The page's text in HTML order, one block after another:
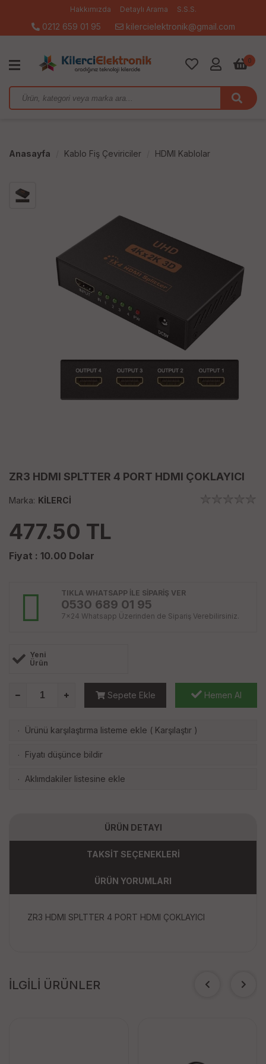
Hakkımızda Detaylı Arama S.S.S.
0212 659 01 95 kilercielektronik@gmail.com
0
Anasayfa Kablo Fiş Çeviriciler HDMI Kablolar
ZR3 HDMI SPLTTER 4 PORT HDMI ÇOKLAYICI
Marka: KİLERCİ
477.50 TL
Fiyat : 10.00 Dolar
TIKLA WHATSAPP İLE SİPARİŞ VER
0530 689 01 95
7x24 Whatsapp Üzerinden de Sipariş Verebilirsiniz.
Yeni
Ürün
Sepete Ekle Hemen Al
· Ürünü karşılaştırma listeme ekle ( Karşılaştır )
· Fiyatı düşünce bildir
· Aklımdakiler listesine ekle
ÜRÜN DETAYI
TAKSİT SEÇENEKLERİ
ÜRÜN YORUMLARI
ZR3 HDMI SPLTTER 4 PORT HDMI ÇOKLAYICI
İLGİLİ ÜRÜNLER